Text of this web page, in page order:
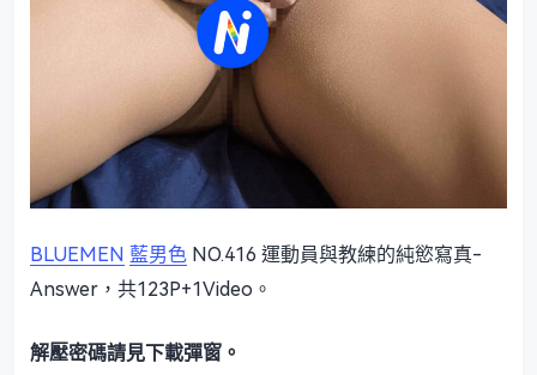
BLUEMEN 藍男色 NO.416 運動員與教練的純慾寫真-
Answer，共123P+1Video。
解壓密碼請見下載彈窗。